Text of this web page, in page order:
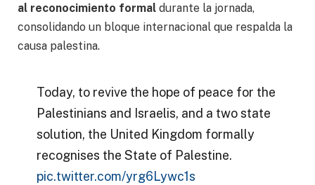
al reconocimiento formal durante la jornada,
consolidando un bloque internacional que respalda la
causa palestina.
Today, to revive the hope of peace for the
Palestinians and Israelis, and a two state
solution, the United Kingdom formally
recognises the State of Palestine.
pic.twitter.com/yrg6Lywc1s